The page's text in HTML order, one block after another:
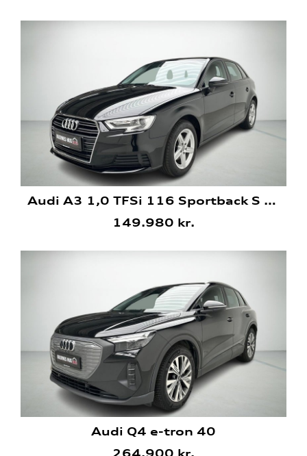
Audi A3 1,0 TFSi 116 Sportback S tronic
149.980 kr.
Audi Q4 e-tron 40
264.900 kr.